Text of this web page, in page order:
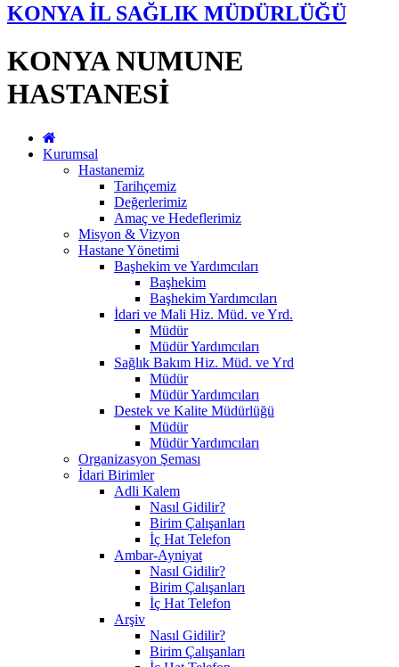
KONYA İL SAĞLIK MÜDÜRLÜĞÜ
KONYA NUMUNE
HASTANESİ
Kurumsal
Hastanemiz
Tarihçemiz
Değerlerimiz
Amaç ve Hedeflerimiz
Misyon & Vizyon
Hastane Yönetimi
Başhekim ve Yardımcıları
Başhekim
Başhekim Yardımcıları
İdari ve Mali Hiz. Müd. ve Yrd.
Müdür
Müdür Yardımcıları
Sağlık Bakım Hiz. Müd. ve Yrd
Müdür
Müdür Yardımcıları
Destek ve Kalite Müdürlüğü
Müdür
Müdür Yardımcıları
Organizasyon Şeması
İdari Birimler
Adli Kalem
Nasıl Gidilir?
Birim Çalışanları
İç Hat Telefon
Ambar-Ayniyat
Nasıl Gidilir?
Birim Çalışanları
İç Hat Telefon
Arşiv
Nasıl Gidilir?
Birim Çalışanları